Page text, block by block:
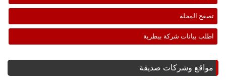
تصفح المجلة
اطلب بيانات شركة بيطرية
مواقع وشركات صديقة